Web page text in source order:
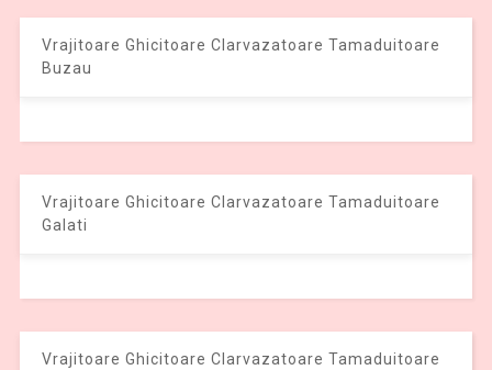
Vrajitoare Ghicitoare Clarvazatoare Tamaduitoare
Buzau
Vrajitoare Ghicitoare Clarvazatoare Tamaduitoare
Galati
Vrajitoare Ghicitoare Clarvazatoare Tamaduitoare